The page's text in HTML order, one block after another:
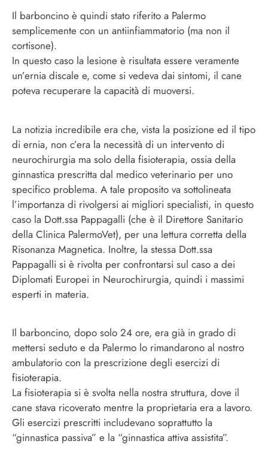
Il barboncino è quindi stato riferito a Palermo
semplicemente con un antiinfiammatorio (ma non il
cortisone).
In questo caso la lesione è risultata essere veramente
un’ernia discale e, come si vedeva dai sintomi, il cane
poteva recuperare la capacità di muoversi.
La notizia incredibile era che, vista la posizione ed il tipo
di ernia, non c’era la necessità di un intervento di
neurochirurgia ma solo della fisioterapia, ossia della
ginnastica prescritta dal medico veterinario per uno
specifico problema. A tale proposito va sottolineata
l’importanza di rivolgersi ai migliori specialisti, in questo
caso la Dott.ssa Pappagalli (che è il Direttore Sanitario
della Clinica PalermoVet), per una lettura corretta della
Risonanza Magnetica. Inoltre, la stessa Dott.ssa
Pappagalli si è rivolta per confrontarsi sul caso a dei
Diplomati Europei in Neurochirurgia, quindi i massimi
esperti in materia.
Il barboncino, dopo solo 24 ore, era già in grado di
mettersi seduto e da Palermo lo rimandarono al nostro
ambulatorio con la prescrizione degli esercizi di
fisioterapia.
La fisioterapia si è svolta nella nostra struttura, dove il
cane stava ricoverato mentre la proprietaria era a lavoro.
Gli esercizi prescritti includevano soprattutto la
“ginnastica passiva” e la “ginnastica attiva assistita”.